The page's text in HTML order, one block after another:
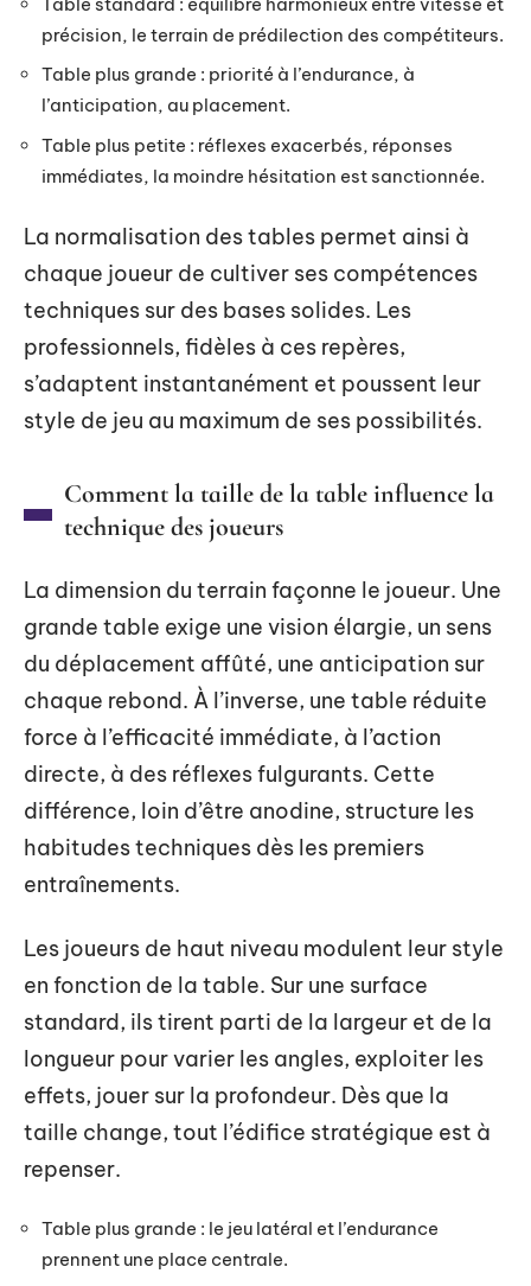
précision, le terrain de prédilection des compétiteurs.
Table plus grande : priorité à l’endurance, à
l’anticipation, au placement.
Table plus petite : réflexes exacerbés, réponses
immédiates, la moindre hésitation est sanctionnée.
La normalisation des tables permet ainsi à
chaque joueur de cultiver ses compétences
techniques sur des bases solides. Les
professionnels, fidèles à ces repères,
s’adaptent instantanément et poussent leur
style de jeu au maximum de ses possibilités.
Comment la taille de la table influence la
technique des joueurs
La dimension du terrain façonne le joueur. Une
grande table exige une vision élargie, un sens
du déplacement affûté, une anticipation sur
chaque rebond. À l’inverse, une table réduite
force à l’efficacité immédiate, à l’action
directe, à des réflexes fulgurants. Cette
différence, loin d’être anodine, structure les
habitudes techniques dès les premiers
entraînements.
Les joueurs de haut niveau modulent leur style
en fonction de la table. Sur une surface
standard, ils tirent parti de la largeur et de la
longueur pour varier les angles, exploiter les
effets, jouer sur la profondeur. Dès que la
taille change, tout l’édifice stratégique est à
repenser.
Table plus grande : le jeu latéral et l’endurance
prennent une place centrale.